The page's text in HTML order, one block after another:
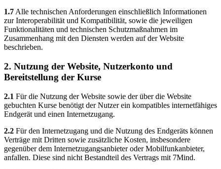
1.7Alle technischen Anforderungen einschließlich Informationen
zur Interoperabilität und Kompatibilität, sowie die jeweiligen
Funktionalitäten und technischen Schutzmaßnahmen im
Zusammenhang mit den Diensten werden auf der Website
beschrieben.
2. Nutzung der Website, Nutzerkonto und
Bereitstellung der Kurse
2.1 Für die Nutzung der Website sowie der über die Website
gebuchten Kurse benötigt der Nutzer ein kompatibles internetfähiges
Endgerät und einen Internetzugang.
2.2 Für den Internetzugang und die Nutzung des Endgeräts können
Verträge mit Dritten sowie zusätzliche Kosten, insbesondere
gegenüber dem Internetzugangsanbieter oder Mobilfunkanbieter,
anfallen. Diese sind nicht Bestandteil des Vertrags mit 7Mind.